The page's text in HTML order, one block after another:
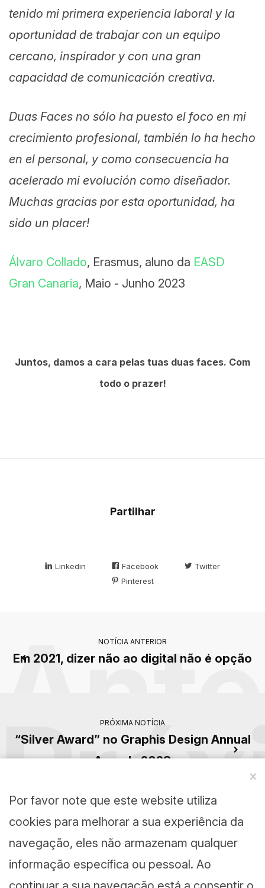
tenido mi primera experiencia laboral y la
oportunidad de trabajar con un equipo
cercano, inspirador y con una gran
capacidad de comunicación creativa.
Duas Faces no sólo ha puesto el foco en mi
crecimiento profesional, también lo ha hecho
en el personal, y como consecuencia ha
acelerado mi evolución como diseñador.
Muchas gracias por esta oportunidad, ha
sido un placer!
Álvaro Collado, Erasmus, aluno da EASD
Gran Canaria, Maio - Junho 2023
Juntos, damos a cara pelas tuas duas faces. Com
todo o prazer!
Partilhar
Linkedin Facebook
Twitter
Pinterest
NOTÍCIA ANTERIOR
Em 2021, dizer não ao digital não é opção
PRÓXIMA NOTÍCIA
“Silver Award” no Graphis Design Annual
Awards 2023
a sua marca é única!
Por favor note que este website utiliza
cookies para melhorar a sua experiência da
navegação, eles não armazenam qualquer
informação específica ou pessoal. Ao